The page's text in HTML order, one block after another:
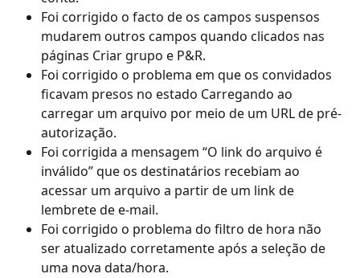
Foi corrigido o facto de os campos suspensos
mudarem outros campos quando clicados nas
páginas Criar grupo e P&R.
Foi corrigido o problema em que os convidados
ficavam presos no estado Carregando ao
carregar um arquivo por meio de um URL de pré-
autorização.
Foi corrigida a mensagem “O link do arquivo é
inválido” que os destinatários recebiam ao
acessar um arquivo a partir de um link de
lembrete de e-mail.
Foi corrigido o problema do filtro de hora não
ser atualizado corretamente após a seleção de
uma nova data/hora.